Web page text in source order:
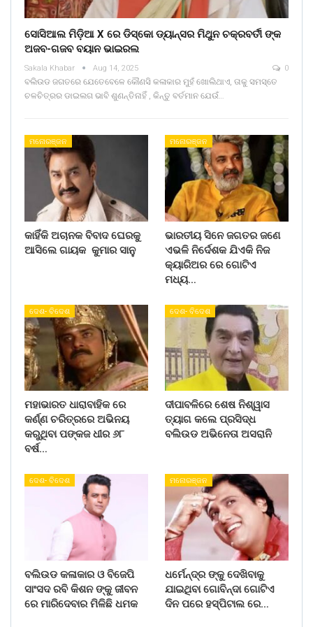
ସୋସିଆଲ ମିଡ଼ିଆ X ରେ ଡିସ୍କୋ ଡ୍ୟାନ୍ସର ମିଥୁନ ଚକ୍ରବର୍ତୀ ଙ୍କ
ଅଜବ-ଗଜବ ବୟାନ ଭାଇରଲ
Sakala Khabar Aug 14, 2025 0
ବଲିଉଡ ଜଗତରେ ଯେତେବେଳେ କୌଣସି କଳାକାର ମୁହଁ ଖୋଲିଥାଏ, ତାକୁ ସମସ୍ତେ
ଚଳଚିତ୍ରର ଡାଇଲଗ ଭାବି ଶୁଣନ୍ତିନାହିଁ , କିନ୍ତୁ ବର୍ତମାନ ଯେଉଁ…
ମନୋରଞ୍ଜନ
କାହିଁକି ଅଚାନକ ବିବାଦ ଘେରକୁ
ଆସିଲେ ଗାୟକ କୁମାର ସାନୁ
ମନୋରଞ୍ଜନ
ଭାରତୀୟ ସିନେ ଜଗତର ଜଣେ
ଏଭଳି ନିର୍ଦେଶକ ଯିଏକି ନିଜ
କ୍ୟାରିଅର ରେ ଗୋଟିଏ
ମଧ୍ୟ…
ଦେଶ- ବିଦେଶ
ମହାଭାରତ ଧାରାବାହିକ ରେ
କର୍ଣ୍ଣ ଚରିତ୍ରରେ ଅଭିନୟ
କରୁଥିବା ପଙ୍କଜ ଧୀର ୬୮
ବର୍ଷ…
ଦେଶ- ବିଦେଶ
ଦୀପାବଳିରେ ଶେଷ ନିଶ୍ୱାସ
ତ୍ୟାଗ କଲେ ପ୍ରସିଦ୍ଧ
ବଲିଉଡ ଅଭିନେତା ଅସରାନି
ଦେଶ- ବିଦେଶ
ବଲିଉଡ କଳାକାର ଓ ବିଜେପି
ସାଂସଦ ରବି କିଶନ ଙ୍କୁ ଜୀବନ
ରେ ମାରିଦେବାର ମିଳିଛି ଧମକ
ମନୋରଞ୍ଜନ
ଧର୍ମେନ୍ଦ୍ର ଙ୍କୁ ଦେଖିବାକୁ
ଯାଇଥିବା ଗୋବିନ୍ଦା ଗୋଟିଏ
ଦିନ ପରେ ହସ୍ପିଟାଲ ରେ…